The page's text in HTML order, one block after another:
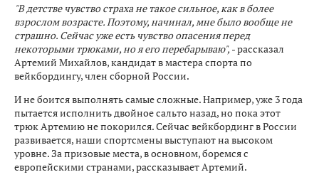
"В детстве чувство страха не такое сильное, как в более
взрослом возрасте. Поэтому, начинал, мне было вообще не
страшно. Сейчас уже есть чувство опасения перед
некоторыми трюками, но я его перебарываю", - рассказал
Артемий Михайлов, кандидат в мастера спорта по
вейкбордингу, член сборной России.
И не боится выполнять самые сложные. Например, уже 3 года
пытается исполнить двойное сальто назад, но пока этот
трюк Артемию не покорился. Сейчас вейкбординг в России
развивается, наши спортсмены выступают на высоком
уровне. За призовые места, в основном, боремся с
европейскими странами, рассказывает Артемий.